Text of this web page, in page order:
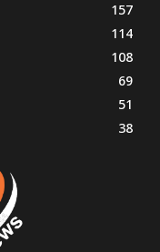
157
114
108
69
51
38